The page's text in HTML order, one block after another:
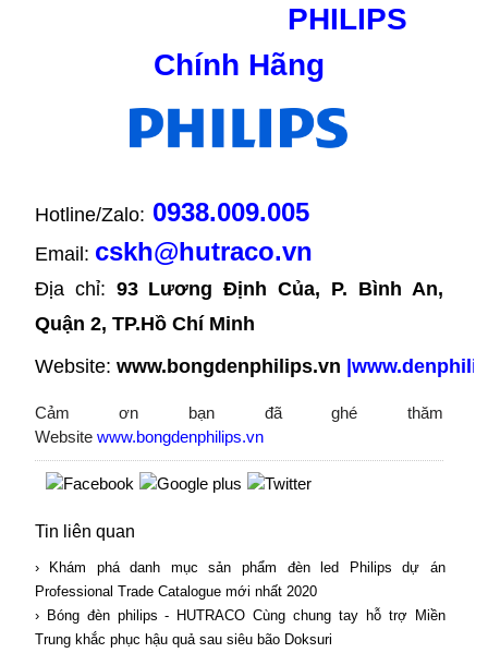
PHILIPS
Chính Hãng
Hotline/Zalo: 0938.009.005
Email: cskh@hutraco.vn
Địa chỉ: 93 Lương Định Của, P. Bình An,
Quận 2, TP.Hồ Chí Minh
Website: www.bongdenphilips.vn |
Cảm ơn bạn đã ghé thăm
Website www.bongdenphilips.vn
Tin liên quan
› Khám phá danh mục sản phẩm đèn led Philips dự án
Professional Trade Catalogue mới nhất 2020
› Bóng đèn philips - HUTRACO Cùng chung tay hỗ trợ Miền
Trung khắc phục hậu quả sau siêu bão Doksuri